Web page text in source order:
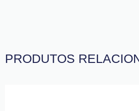
PRODUTOS